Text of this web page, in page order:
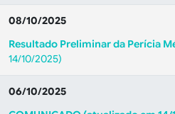
08/10/2025
Resultado Preliminar da Perícia
14/10/2025)
06/10/2025